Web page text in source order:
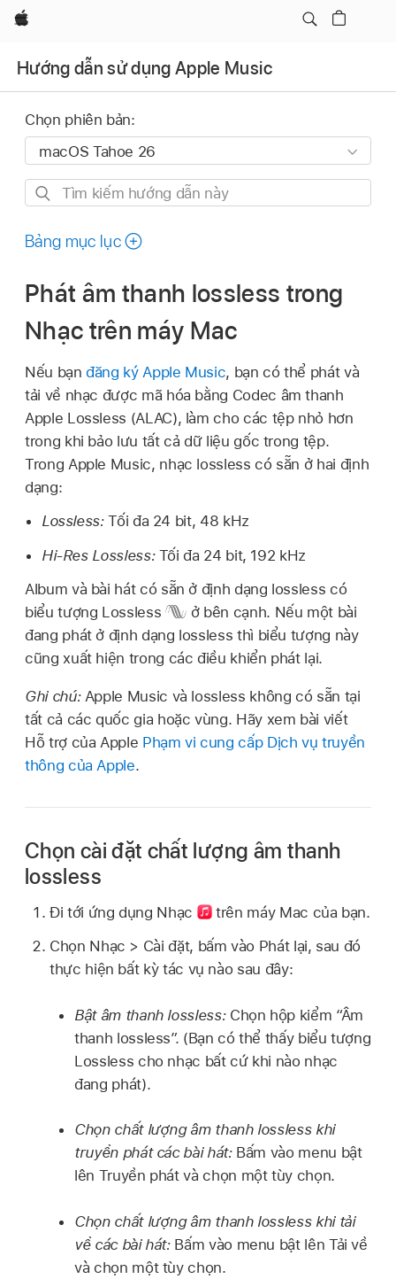
Apple
Hướng dẫn sử dụng Apple Music
Chọn phiên bản:
Tìm
hướng
này
Bảng mục lục
Phát âm thanh lossless trong
Nhạc trên máy Mac
Nếu bạnđăng ký Apple Music, bạn có thể phát và
tải về nhạc được mã hóa bằng Codec âm thanh
Apple Lossless (ALAC), làm cho các tệp nhỏ hơn
trong khi bảo lưu tất cả dữ liệu gốc trong tệp.
Trong Apple Music, nhạc lossless có sẵn ở hai định
dạng:
Lossless:Tối đa 24 bit, 48 kHz
Hi-Res Lossless:Tối đa 24 bit, 192 kHz
Album và bài hát có sẵn ở định dạng lossless có
biểu tượng Lossless
ở bên cạnh. Nếu một bài
đang phát ở định dạng lossless thì biểu tượng này
cũng xuất hiện trong các điều khiển phát lại.
Ghi chú: Apple Music và lossless không có sẵn tại
tất cả các quốc gia hoặc vùng. Hãy xem bài viết
Hỗ trợ của Apple Phạm vi cung cấp Dịch vụ truyền
thông của Apple.
Chọn cài đặt chất lượng âm thanh
lossless
Đi tới ứng dụng Nhạc
trên máy Mac của bạn.
Chọn Nhạc > Cài đặt, bấm vào Phát lại, sau đó
thực hiện bất kỳ tác vụ nào sau đây:
Bật âm thanh lossless:Chọn hộp kiểm “Âm
thanh lossless”. (Bạn có thể thấy biểu tượng
Lossless cho nhạc bất cứ khi nào nhạc
đang phát).
Chọn chất lượng âm thanh lossless khi
truyền phát các bài hát:Bấm vào menu bật
lên Truyền phát và chọn một tùy chọn.
Chọn chất lượng âm thanh lossless khi tải
về các bài hát:Bấm vào menu bật lên Tải về
và chọn một tùy chọn.